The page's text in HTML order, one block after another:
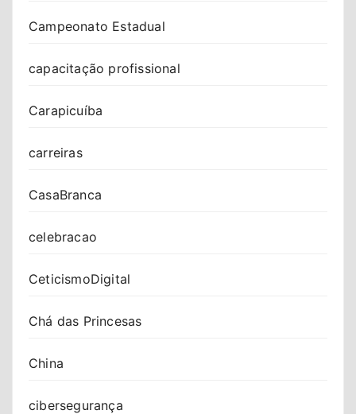
Campeonato Estadual
capacitação profissional
Carapicuíba
carreiras
CasaBranca
celebracao
CeticismoDigital
Chá das Princesas
China
cibersegurança